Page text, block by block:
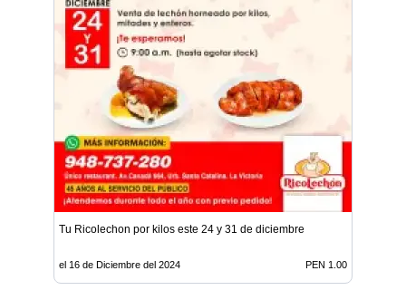
Tu Ricolechon por kilos este 24 y 31 de diciembre
el 16 de Diciembre del 2024 PEN 1.00